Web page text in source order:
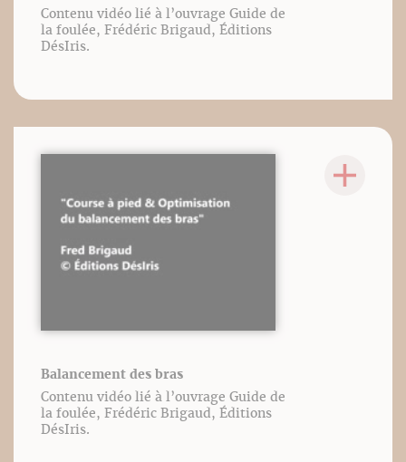
Contenu vidéo lié à l’ouvrage Guide de
la foulée, Frédéric Brigaud, Éditions
DésIris.
Balancement des bras
Contenu vidéo lié à l’ouvrage Guide de
la foulée, Frédéric Brigaud, Éditions
DésIris.